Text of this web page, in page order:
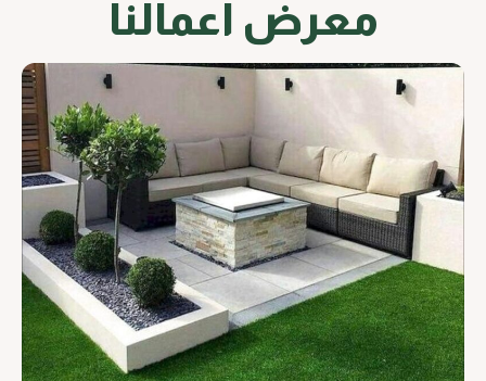
معرض اعمالنا